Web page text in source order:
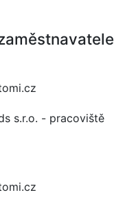
s.r.o. - pracoviště